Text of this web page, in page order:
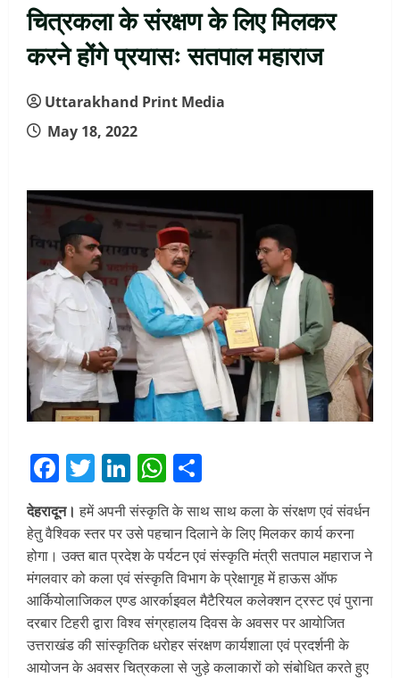
चित्रकला के संरक्षण के लिए मिलकर
करने होंगे प्रयासः सतपाल महाराज
Uttarakhand Print Media
May 18, 2022
Facebook
Twitter
LinkedIn
WhatsApp
देहरादून। हमें अपनी संस्कृति के साथ साथ कला के संरक्षण एवं संवर्धन
हेतु वैश्विक स्तर पर उसे पहचान दिलाने के लिए मिलकर कार्य करना
होगा। उक्त बात प्रदेश के पर्यटन एवं संस्कृति मंत्री सतपाल महाराज ने
मंगलवार को कला एवं संस्कृति विभाग के प्रेक्षागृह में हाऊस ऑफ
आर्कियोलाजिकल एण्ड आरर्काइवल मैटैरियल कलेक्शन ट्रस्ट एवं पुराना
दरबार टिहरी द्वारा विश्व संग्रहालय दिवस के अवसर पर आयोजित
उत्तराखंड की सांस्कृतिक धरोहर संरक्षण कार्यशाला एवं प्रदर्शनी के
आयोजन के अवसर चित्रकला से जुड़े कलाकारों को संबोधित करते हुए